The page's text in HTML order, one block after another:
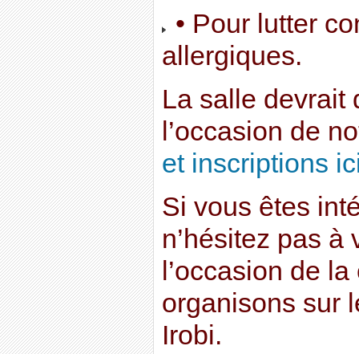
• Pour lutter
allergiques.
La salle devrait
l’occasion de
et inscriptions
Si vous êtes
n’hésitez pas
l’occasion de
organisons sur
Irobi.